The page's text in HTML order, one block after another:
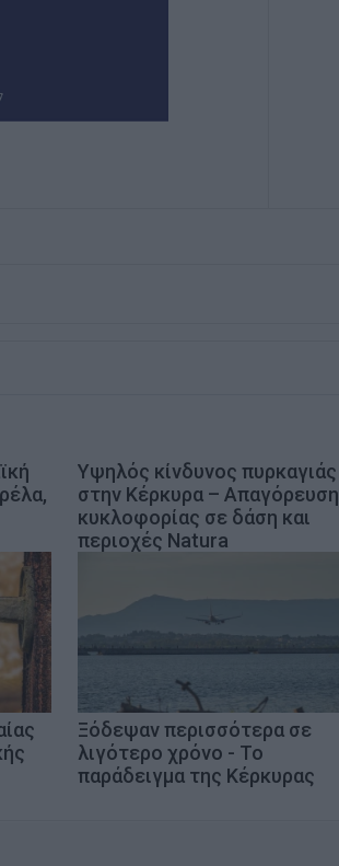
Υψηλός κίνδυνος πυρκαγιάς
στην Κέρκυρα – Απαγόρευση
κυκλοφορίας σε δάση και
περιοχές Natura
Ξόδεψαν περισσότερα σε
λιγότερο χρόνο - Το
παράδειγμα της Κέρκυρας